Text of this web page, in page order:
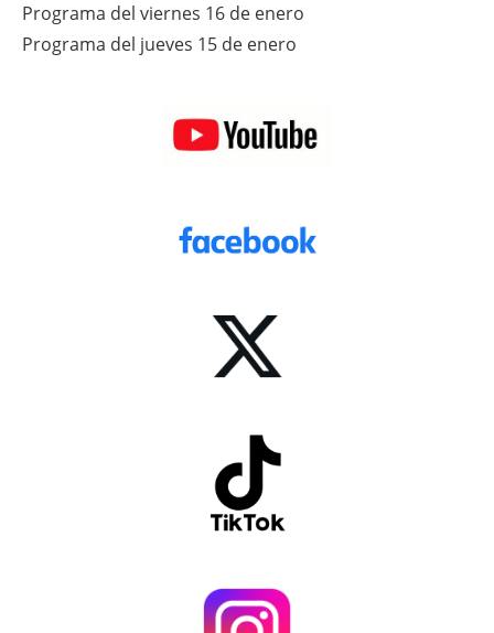
Programa del viernes 16 de enero
Programa del jueves 15 de enero